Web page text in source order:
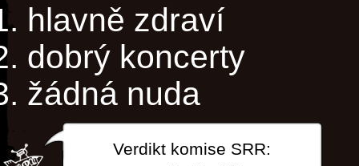
hlavně zdraví
dobrý koncerty
žádná nuda
Verdikt komise SRR: